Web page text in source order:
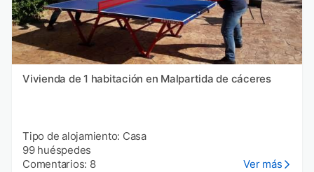
Vivienda de 1 habitación en Malpartida de cáceres
Tipo de alojamiento: Casa
99 huéspedes
Comentarios: 8
Ver más